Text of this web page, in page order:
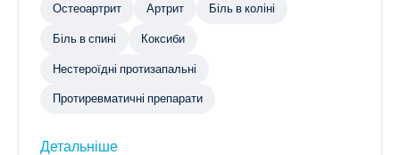
Остеоартрит Артрит Біль в коліні
Біль в спині Коксиби
Нестероїдні протизапальні
Протиревматичні препарати
Детальніше